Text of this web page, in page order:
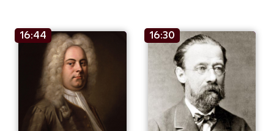
16:44 16:30